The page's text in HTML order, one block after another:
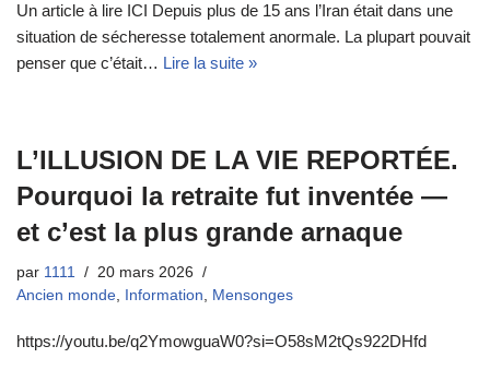
Un article à lire ICI Depuis plus de 15 ans l’Iran était dans une
situation de sécheresse totalement anormale. La plupart pouvait
penser que c’était… Lire la suite »
L’ILLUSION DE LA VIE REPORTÉE.
Pourquoi la retraite fut inventée —
et c’est la plus grande arnaque
par 1111
20 mars 2026
Ancien monde, Information, Mensonges
https://youtu.be/q2YmowguaW0?si=O58sM2tQs922DHfd